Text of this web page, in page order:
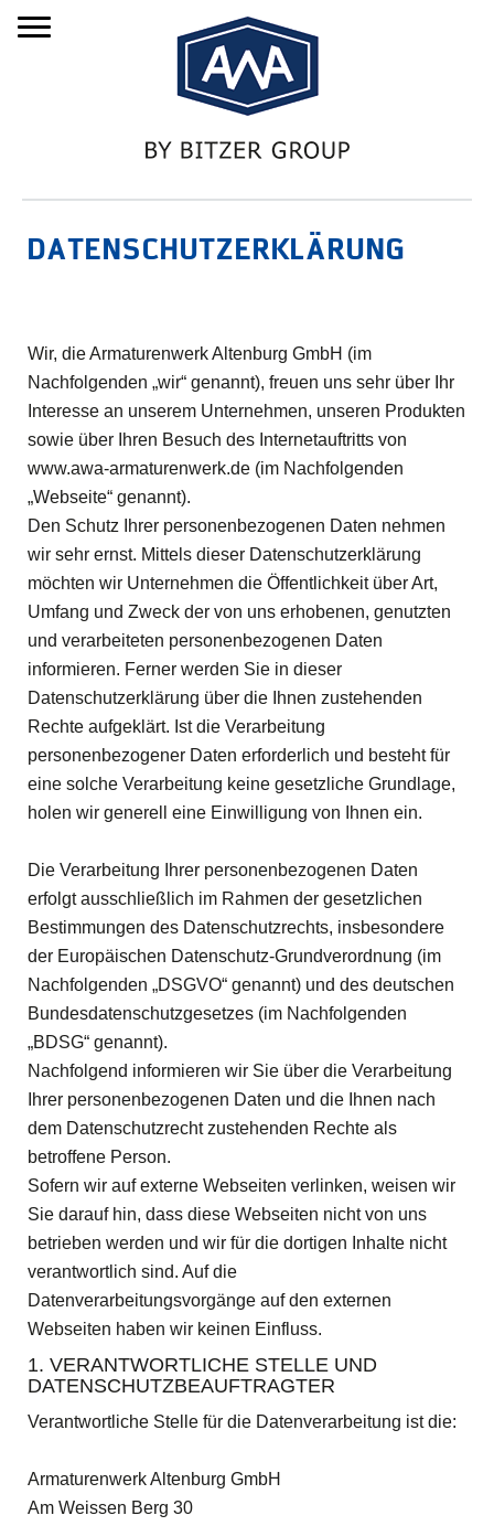
DATENSCHUTZERKLÄRUNG
Wir, die Armaturenwerk Altenburg GmbH (im
Nachfolgenden „wir“ genannt), freuen uns sehr über Ihr
Interesse an unserem Unternehmen, unseren Produkten
sowie über Ihren Besuch des Internetauftritts von
www.awa-armaturenwerk.de (im Nachfolgenden
„Webseite“ genannt).
Den Schutz Ihrer personenbezogenen Daten nehmen
wir sehr ernst. Mittels dieser Datenschutzerklärung
möchten wir Unternehmen die Öffentlichkeit über Art,
Umfang und Zweck der von uns erhobenen, genutzten
und verarbeiteten personenbezogenen Daten
informieren. Ferner werden Sie in dieser
Datenschutzerklärung über die Ihnen zustehenden
Rechte aufgeklärt. Ist die Verarbeitung
personenbezogener Daten erforderlich und besteht für
eine solche Verarbeitung keine gesetzliche Grundlage,
holen wir generell eine Einwilligung von Ihnen ein.
Die Verarbeitung Ihrer personenbezogenen Daten
erfolgt ausschließlich im Rahmen der gesetzlichen
Bestimmungen des Datenschutzrechts, insbesondere
der Europäischen Datenschutz-Grundverordnung (im
Nachfolgenden „DSGVO“ genannt) und des deutschen
Bundesdatenschutzgesetzes (im Nachfolgenden
„BDSG“ genannt).
Nachfolgend informieren wir Sie über die Verarbeitung
Ihrer personenbezogenen Daten und die Ihnen nach
dem Datenschutzrecht zustehenden Rechte als
betroffene Person.
Sofern wir auf externe Webseiten verlinken, weisen wir
Sie darauf hin, dass diese Webseiten nicht von uns
betrieben werden und wir für die dortigen Inhalte nicht
verantwortlich sind. Auf die
Datenverarbeitungsvorgänge auf den externen
Webseiten haben wir keinen Einfluss.
1. VERANTWORTLICHE STELLE UND
DATENSCHUTZBEAUFTRAGTER
Verantwortliche Stelle für die Datenverarbeitung ist die:
Armaturenwerk Altenburg GmbH
Am Weissen Berg 30